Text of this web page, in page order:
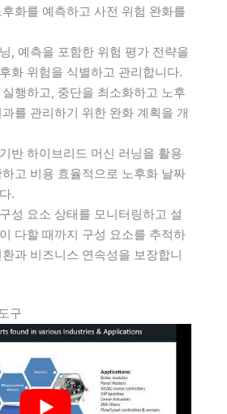
화를 예측하고 사전 위험 완화를
, 예측을 포함한 위험 평가 전략을
화 위험을 식별하고 관리합니다.
행하고, 중단을 최소화하고 노후
를 관리하기 위한 완화 계획을 개
반 하이브리드 머신 러닝을 활용
고 비용 효율적으로 노후화 날짜
.
성 요소 상태를 모니터링하고 설
다할 때까지 구성 요소를 추적하
과 비즈니스 연속성을 보장합니
구